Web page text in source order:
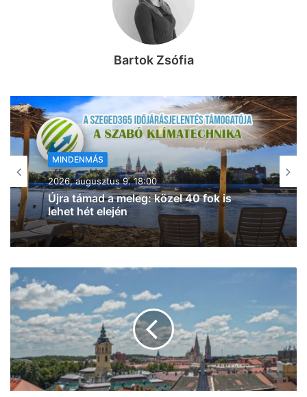
Bartok Zsófia
MINDENMÁS
2026, augusztus 9. 16:50
Vigyázat, Szeged: “tapi fantom” támad
a városban!
MINDENMÁS
2026, augusztus 9. 16:03
az 52-es főúton, sérült is van